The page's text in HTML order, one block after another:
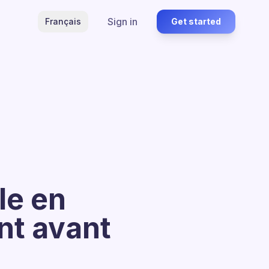
Français Sign in Get started
en
avant